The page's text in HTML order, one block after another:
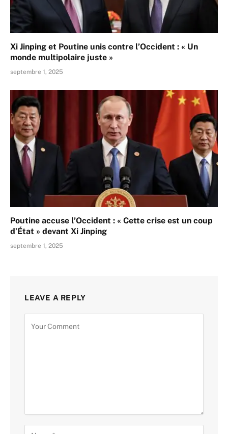
Xi Jinping et Poutine unis contre l’Occident : « Un
monde multipolaire juste »
septembre 1, 2025
Poutine accuse l’Occident : « Cette crise est un coup
d’État » devant Xi Jinping
septembre 1, 2025
LEAVE A REPLY